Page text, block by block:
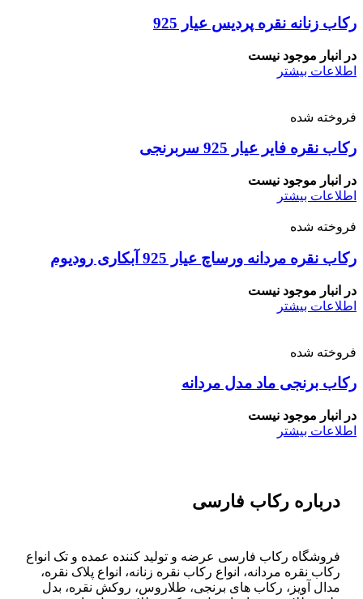
رکاب زنانه نقره پردیس عیار 925
در انبار موجود نیست
اطلاعات بیشتر
فروخته شده
رکاب نقره فایر عیار 925 سربرنجی
در انبار موجود نیست
اطلاعات بیشتر
فروخته شده
رکاب نقره مردانه ورساچ عیار 925 آبکاری رودیوم
در انبار موجود نیست
اطلاعات بیشتر
فروخته شده
رکاب برنجی ماد مدل مردانه
در انبار موجود نیست
اطلاعات بیشتر
درباره رکاب فارسی
فروشگاه رکاب فارسی عرضه و تولید کننده عمده و تک انواع
رکاب نقره مردانه، انواع رکاب نقره زنانه، انواع پلاک نقره،
مدال آویز، رکاب های برنجی، طلاروس، روکش نقره، بدل